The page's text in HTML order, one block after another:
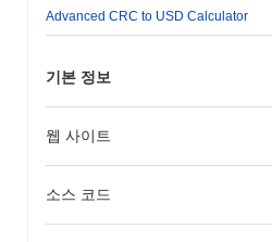
Advanced CRC to USD Calculator
기본 정보
웹 사이트
소스 코드
CraftCoin은 혁신적인 Layer 2 (L2)
한 보안을 유지합니다. 이 아키텍처
거래를 처리할 수 있게 하여 높은
다. 또한, CraftCoin은 지분 증명과
합의 메커니즘을 사용하여 생태계
체인 거래를 촉진합니다. 이는
모음에 의해 더욱 지원되어